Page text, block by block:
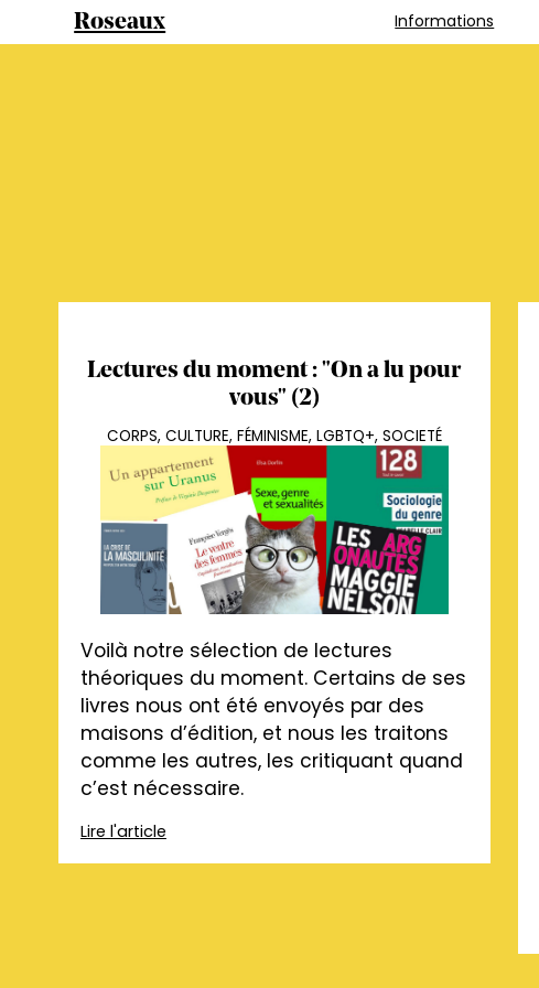
Roseaux Informations
Lectures du moment : "On a lu pour
vous" (2)
CORPS, CULTURE, FÉMINISME, LGBTQ+, SOCIETÉ
Voilà notre sélection de lectures
théoriques du moment. Certains de ses
livres nous ont été envoyés par des
maisons d’édition, et nous les traitons
comme les autres, les critiquant quand
c’est nécessaire.
Lire l'article